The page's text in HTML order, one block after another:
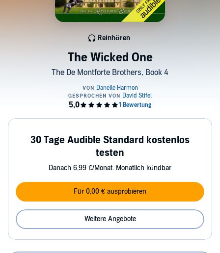
The Wicked One
The De Montforte Brothers, Book 4
Reinhören
30 Tage Audible Standard kostenlos
testen
Danach 6,99 €/Monat. Monatlich kündbar
Für 0,00 € ausprobieren
Weitere Angebote